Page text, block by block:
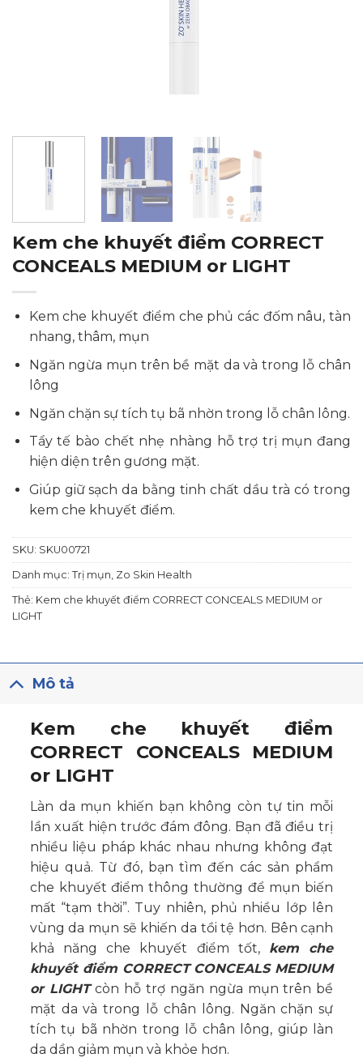
Kem che khuyết điểm CORRECT
CONCEALS MEDIUM or LIGHT
Kem che khuyết điểm che phủ các đốm nâu, tàn
nhang, thâm, mụn
Ngăn ngừa mụn trên bề mặt da và trong lỗ chân
lông
Ngăn chặn sự tích tụ bã nhờn trong lỗ chân lông.
Tẩy tế bào chết nhẹ nhàng hỗ trợ trị mụn đang
hiện diện trên gương mặt.
Giúp giữ sạch da bằng tinh chất dầu trà có trong
kem che khuyết điểm.
SKU: SKU00721
Danh mục: Trị mụn Zo Skin Health
Thẻ: Kem che khuyết điểm CORRECT CONCEALS MEDIUM or
LIGHT
Mô tả
Kem che khuyết điểm
CORRECT CONCEALS MEDIUM
or LIGHT
Làn da mụn khiến bạn không còn tự tin mỗi
lần xuất hiện trước đám đông. Bạn đã điều trị
nhiều liệu pháp khác nhau nhưng không đạt
hiệu quả. Từ đó, bạn tìm đến các sản phẩm
che khuyết điểm thông thường để mụn biến
mất “tạm thời”. Tuy nhiên, phủ nhiều lớp lên
vùng da mụn sẽ khiến da tồi tệ hơn. Bên cạnh
khả năng che khuyết điểm tốt, kem che
khuyết điểm CORRECT CONCEALS MEDIUM
or LIGHTcòn hỗ trợ ngăn ngừa mụn trên bề
mặt da và trong lỗ chân lông. Ngăn chặn sự
tích tụ bã nhờn trong lỗ chân lông, giúp làn
da dần giảm mụn và khỏe hơn.